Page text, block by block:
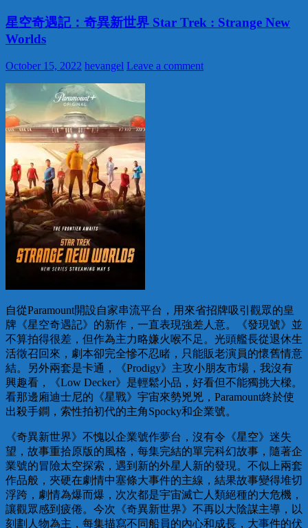
星空奇遇記：奇異新世界 Star Trek : Strange New
Worlds
October 15, 2022 hevangel Leave a comment
自從Paramount開設自家串流平台，用來省招牌吸引觀眾的皇
牌《星空奇遇記》的新作，一直表現強差人意。《發現號》並
不算拍得很差，但作為主力略嫌火喉不足。光頭艦長從退休生
活徵召回來，劇本卻完全慘不忍睹，只能販老演員的懷舊情意
結。另外兩套是卡通，《Prodigy》主攻小朋友市場，我沒有
興趣看，《Low Decker》是輕鬆小品，好看但不能獨挑大樑。
看那邊廂迪士尼的《星戰》宇宙來勢兇兇，Paramount終於使
出殺手鐧，索性拍初代的主角Spocky和企業號。
《奇異新世界》不愧以企業號作夢台，沒有令《星空》迷失
望，故事重拾原版的風格，每集完結的單完科幻故事，隨著企
業號的冒險太空探索，遇到新的外星人新的發現。不似上兩套
作品般，夾硬在劇情中塞條大事件的主線，結果故事變得堆切
浮跨，劇情為爆而爆，次次都是宇宙滅亡人類絕種的大危機，
讓觀眾感到疲倦。今次《奇異新世界》不再以大陰謀主導，以
刻劃人物為主，每集描寫不同船員的內心和成長，大事件的伏